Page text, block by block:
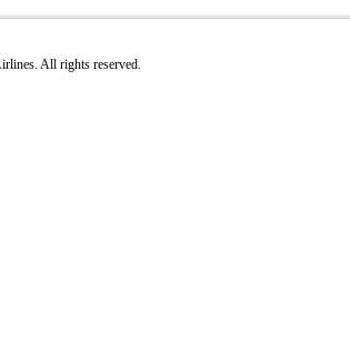
All rights reserved.